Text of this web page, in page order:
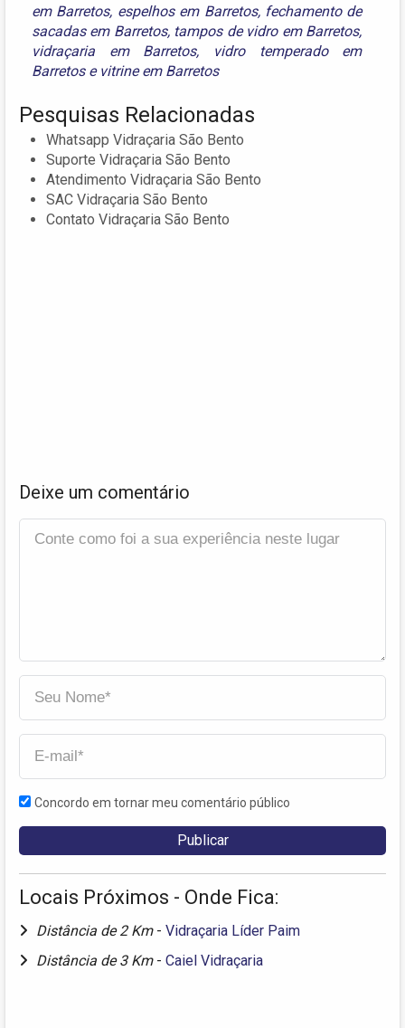
em Barretos, espelhos em Barretos, fechamento de
sacadas em Barretos, tampos de vidro em Barretos,
vidraçaria em Barretos,
vidro temperado em
Barretose vitrine em Barretos
Pesquisas Relacionadas
Whatsapp Vidraçaria São Bento
Suporte Vidraçaria São Bento
Atendimento Vidraçaria São Bento
SAC Vidraçaria São Bento
Contato Vidraçaria São Bento
Deixe um comentário
Concordo em tornar meu comentário público
Locais Próximos - Onde Fica:
Distância de 2 Km - Vidraçaria Líder Paim
Distância de 3 Km - Caiel Vidraçaria